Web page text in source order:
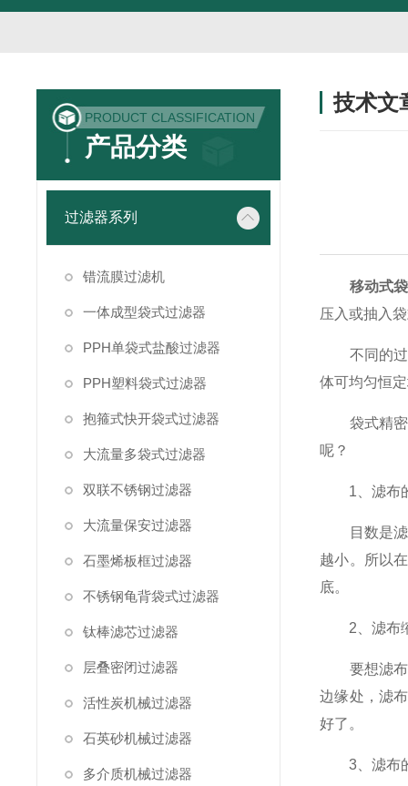
PRODUCT CLASSIFICATION
产品分类
过滤器系列
错流膜过滤机
一体成型袋式过滤器
PPH单袋式盐酸过滤器
PPH塑料袋式过滤器
抱箍式快开袋式过滤器
大流量多袋式过滤器
双联不锈钢过滤器
大流量保安过滤器
石墨烯板框过滤器
不锈钢龟背袋式过滤器
钛棒滤芯过滤器
层叠密闭过滤器
活性炭机械过滤器
石英砂机械过滤器
多介质机械过滤器
技术文
移动式
压入或抽入
不同的过滤
体可均匀恒
袋式精密过
呢？
1、滤布
目数是滤布
越小。所以
底。
2、滤布缩
要想滤布在
边缘处，滤
好了。
3、滤布